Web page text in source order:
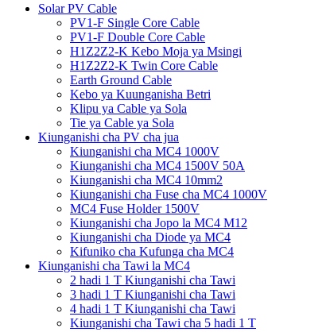
Solar PV Cable
PV1-F Single Core Cable
PV1-F Double Core Cable
H1Z2Z2-K Kebo Moja ya Msingi
H1Z2Z2-K Twin Core Cable
Earth Ground Cable
Kebo ya Kuunganisha Betri
Klipu ya Cable ya Sola
Tie ya Cable ya Sola
Kiunganishi cha PV cha jua
Kiunganishi cha MC4 1000V
Kiunganishi cha MC4 1500V 50A
Kiunganishi cha MC4 10mm2
Kiunganishi cha Fuse cha MC4 1000V
MC4 Fuse Holder 1500V
Kiunganishi cha Jopo la MC4 M12
Kiunganishi cha Diode ya MC4
Kifuniko cha Kufunga cha MC4
Kiunganishi cha Tawi la MC4
2 hadi 1 T Kiunganishi cha Tawi
3 hadi 1 T Kiunganishi cha Tawi
4 hadi 1 T Kiunganishi cha Tawi
Kiunganishi cha Tawi cha 5 hadi 1 T